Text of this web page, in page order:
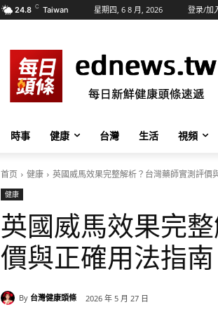
24.8 C Taiwan 星期四, 6 8 月, 2026 登录/加
時事 健康 台灣 生活 視頻
首页 健康 英國威馬效果完整解析？台灣藥師實測評價
健康
英國威馬效果完
價與正確用法指南
By 台灣健康頭條 2026 年 5 月 27 日